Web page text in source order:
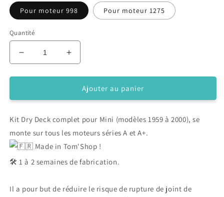
Pour moteur 998 Pour moteur 1275
Quantité
Réduire
la
quantité
Kit
Deck
complet
pour
Mini
Augmenter
la
quantité
Kit
Deck
complet
Mini
Ajouter au panier
Kit Dry Deck complet pour Mini (modèles 1959 à 2000),se
monte sur tous les moteurs séries A et A+.
Made in Tom'Shop !
🛠️ 1 à 2 semaines de fabrication.
Il a pour but de réduire le risque de rupture de joint de